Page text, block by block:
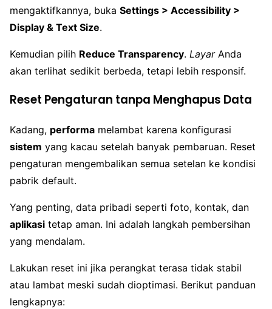
mengaktifkannya, buka Settings > Accessibility >
Display & Text Size.
Kemudian pilih Reduce Transparency. LayarAnda
akan terlihat sedikit berbeda, tetapi lebih responsif.
Reset Pengaturan tanpa Menghapus Data
Kadang, performa melambat karena konfigurasi
sistem yang kacau setelah banyak pembaruan. Reset
pengaturan mengembalikan semua setelan ke kondisi
pabrik default.
Yang penting, data pribadi seperti foto, kontak, dan
aplikasi tetap aman. Ini adalah langkah pembersihan
yang mendalam.
Lakukan reset ini jika perangkat terasa tidak stabil
atau lambat meski sudah dioptimasi. Berikut panduan
lengkapnya: